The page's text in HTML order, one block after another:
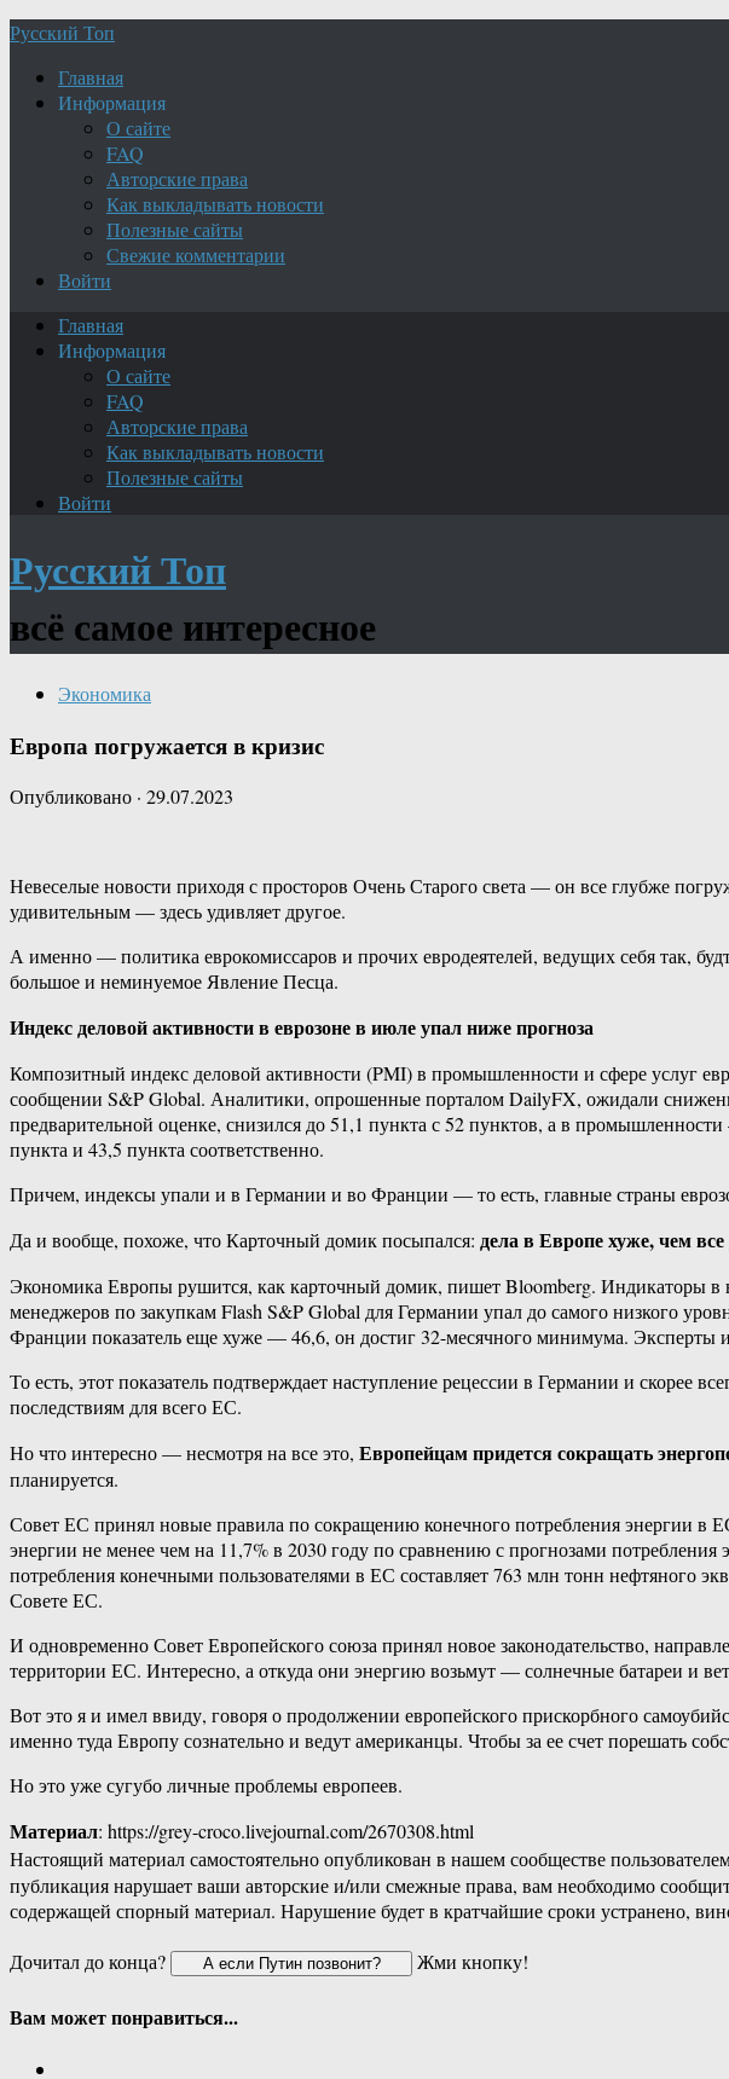
Русский Топ
Главная
Информация
О сайте
FAQ
Авторские права
Как выкладывать новости
Полезные сайты
Свежие комментарии
Войти
Главная
Информация
О сайте
FAQ
Авторские права
Как выкладывать новости
Полезные сайты
Войти
Русский Топ
всё самое интересное
Экономика
Европа погружается в кризис
Опубликовано · 29.07.2023
Невеселые новости приходя с просторов Очень Старого света — он все глубже
удивительным — здесь удивляет другое.
А именно — политика еврокомиссаров и прочих евродеятелей, ведущих себя так,
большое и неминуемое Явление Песца.
Индекс деловой активности в еврозоне в июле упал ниже прогноза
Композитный индекс деловой активности (PMI) в промышленности и сфере услуг
сообщении S&P Global. Аналитики, опрошенные порталом DailyFX, ожидали
предварительной оценке, снизился до 51,1 пункта с 52 пунктов, а в
пункта и 43,5 пункта соответственно.
Причем, индексы упали и в Германии и во Франции — то есть, главные страны
Да и вообще, похоже, что Карточный домик посыпался: дела в Европе хуже, чем
Экономика Европы рушится, как карточный домик, пишет Bloomberg. Индикаторы
менеджеров по закупкам Flash S&P Global для Германии упал до самого низкого
Франции показатель еще хуже — 46,6, он достиг 32-месячного минимума. Эксперты
То есть, этот показатель подтверждает наступление рецессии в Германии и скорее
последствиям для всего ЕС.
Но что интересно — несмотря на все это, Европейцам придется сокращать
планируется.
Совет ЕС принял новые правила по сокращению конечного потребления энергии в
энергии не менее чем на 11,7% в 2030 году по сравнению с прогнозами
потребления конечными пользователями в ЕС составляет 763 млн тонн нефтяного
Совете ЕС.
И одновременно Совет Европейского союза принял новое законодательство,
территории ЕС. Интересно, а откуда они энергию возьмут — солнечные батареи и
Вот это я и имел ввиду, говоря о продолжении европейского прискорбного
именно туда Европу сознательно и ведут американцы. Чтобы за ее счет порешать
Но это уже сугубо личные проблемы европеев.
Материал: https://grey-croco.livejournal.com/2670308.html
Настоящий материал самостоятельно опубликован в нашем сообществе
публикация нарушает ваши авторские и/или смежные права, вам необходимо
содержащей спорный материал. Нарушение будет в кратчайшие сроки устранено,
Дочитал до конца?
Жми кнопку!
Вам может понравиться...